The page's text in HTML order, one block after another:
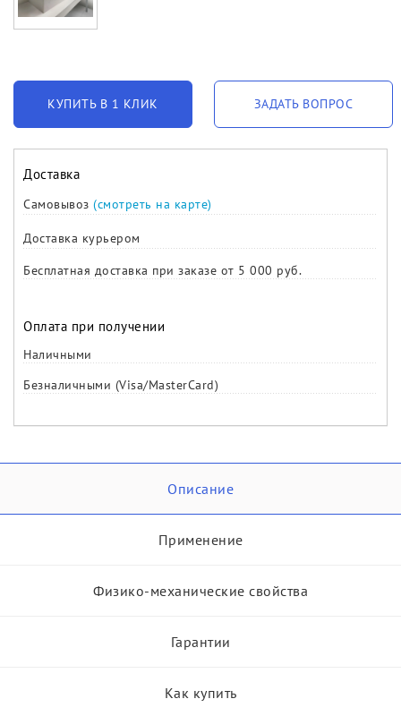
КУПИТЬ В 1 КЛИК ЗАДАТЬ ВОПРОС
Доставка
Самовывоз (смотреть на карте)
Доставка курьером
Бесплатная доставка при заказе от 5 000 руб.
Оплата при получении
Наличными
Безналичными (Visa/MasterCard)
Описание
Применение
Физико-механические свойства
Гарантии
Как купить